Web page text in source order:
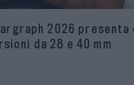
2026 presenta
da 28 e 40 mm